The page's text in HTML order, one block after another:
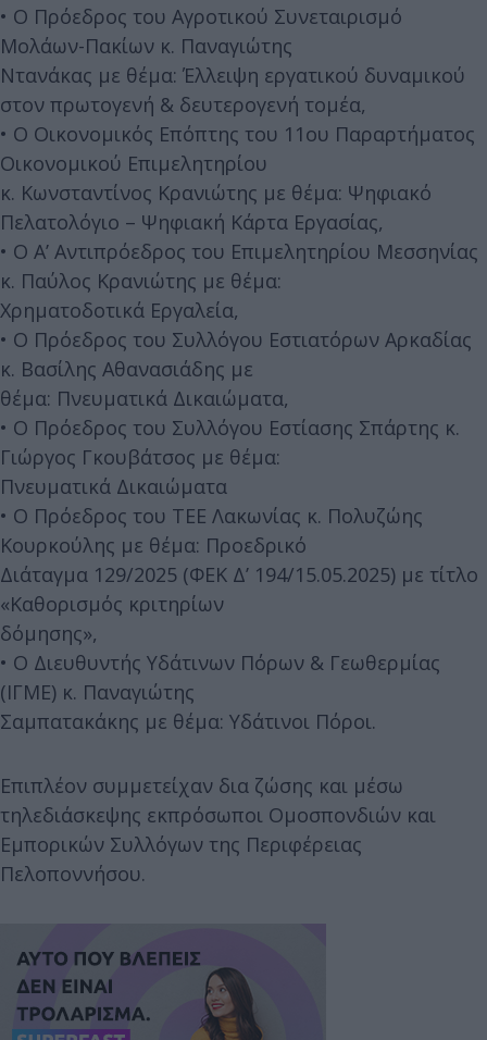
• Ο Πρόεδρος του Αγροτικού Συνεταιρισμό
Μολάων-Πακίων κ. Παναγιώτης
Ντανάκας με θέμα: Έλλειψη εργατικού δυναμικού
στον πρωτογενή & δευτερογενή τομέα,
• Ο Οικονομικός Επόπτης του 11ου Παραρτήματος
Οικονομικού Επιμελητηρίου
κ. Κωνσταντίνος Κρανιώτης με θέμα: Ψηφιακό
Πελατολόγιο – Ψηφιακή Κάρτα Εργασίας,
• Ο Α’ Αντιπρόεδρος του Επιμελητηρίου Μεσσηνίας
κ. Παύλος Κρανιώτης με θέμα:
Χρηματοδοτικά Εργαλεία,
• Ο Πρόεδρος του Συλλόγου Εστιατόρων Αρκαδίας
κ. Βασίλης Αθανασιάδης με
θέμα: Πνευματικά Δικαιώματα,
• Ο Πρόεδρος του Συλλόγου Εστίασης Σπάρτης κ.
Γιώργος Γκουβάτσος με θέμα:
Πνευματικά Δικαιώματα
• Ο Πρόεδρος του ΤΕΕ Λακωνίας κ. Πολυζώης
Κουρκούλης με θέμα: Προεδρικό
Διάταγμα 129/2025 (ΦΕΚ Δ’ 194/15.05.2025) με τίτλο
«Καθορισμός κριτηρίων
δόμησης»,
• Ο Διευθυντής Υδάτινων Πόρων & Γεωθερμίας
(ΙΓΜΕ) κ. Παναγιώτης
Σαμπατακάκης με θέμα: Υδάτινοι Πόροι.
Επιπλέον συμμετείχαν δια ζώσης και μέσω
τηλεδιάσκεψης εκπρόσωποι Ομοσπονδιών και
Εμπορικών Συλλόγων της Περιφέρειας
Πελοποννήσου.